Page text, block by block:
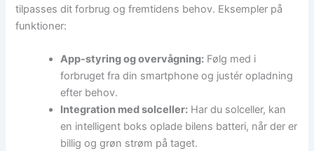
tilpasses dit forbrug og fremtidens behov. Eksempler på
funktioner:
App-styring og overvågning: Følg med i
forbruget fra din smartphone og justér opladning
efter behov.
Integration med solceller: Har du solceller, kan
en intelligent boks oplade bilens batteri, når der er
billig og grøn strøm på taget.